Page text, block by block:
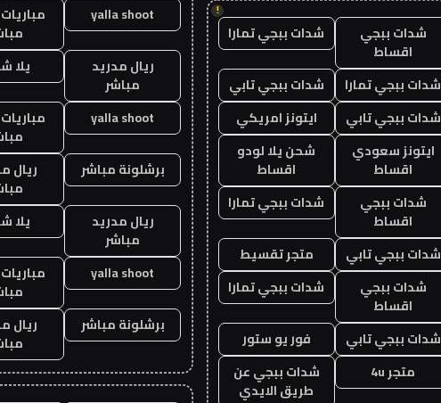
!
شدات ببجي
اقساط
شدات ببجي تمارا
شدات ببجي تمارا
شدات ببجي تابي
شدات ببجي تابي
ايتونز امريكي
ايتونز سعودي
اقساط
شحن يلا لودو
اقساط
شدات ببجي
اقساط
شدات ببجي تمارا
شدات ببجي تابي
متجر تقسيط
شدات ببجي
اقساط
شدات ببجي تمارا
شدات ببجي تابي
فور يو ستور
متجر 4u
شدات ببجي عن
طريق الايدي
yalla shoot
ريال مدريد
مباشر
يلا
yalla shoot
برشلونة مباشر
ريال
ريال مدريد
مباشر
يلا
yalla shoot
برشلونة مباشر
ريال